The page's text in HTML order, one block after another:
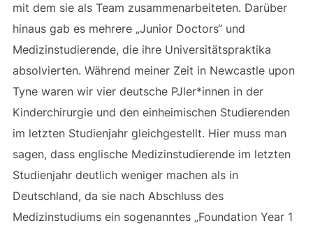
mit dem sie als Team zusammenarbeiteten. Darüber
hinaus gab es mehrere „Junior Doctors“ und
Medizinstudierende, die ihre Universitätspraktika
absolvierten. Während meiner Zeit in Newcastle upon
Tyne waren wir vier deutsche PJler*innen in der
Kinderchirurgie und den einheimischen Studierenden
im letzten Studienjahr gleichgestellt. Hier muss man
sagen, dass englische Medizinstudierende im letzten
Studienjahr deutlich weniger machen als in
Deutschland, da sie nach Abschluss des
Medizinstudiums ein sogenanntes „Foundation Year 1